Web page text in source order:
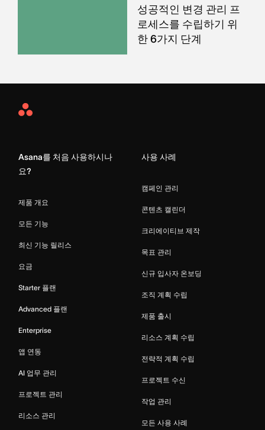
성공적인 변경 관리 프
로세스를 수립하기 위
한 6가지 단계
Asana
Asana를 처음 사용하시나
요?
제품 개요
모든 기능
최신 기능 릴리스
요금
Starter 플랜
Advanced 플랜
Enterprise
앱 연동
AI 업무 관리
프로젝트 관리
리소스 관리
사용 사례
캠페인 관리
콘텐츠 캘린더
크리에이티브 제작
목표 관리
신규 입사자 온보딩
조직 계획 수립
제품 출시
리소스 계획 수립
전략적 계획 수립
프로젝트 수신
작업 관리
모든 사용 사례